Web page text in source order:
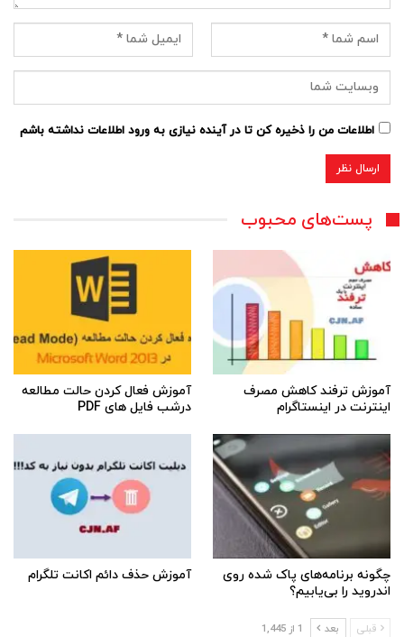
اطلاعات من را ذخیره کن تا در آینده نیازی به ورود اطلاعات نداشته باشم
پست‌های محبوب
آموزش ترفند کاهش مصرف
اینترنت در اینستاگرام
آموزش فعال کردن حالت مطالعه
درشب فایل های PDF
چگونه برنامه‌های پاک شده روی
اندروید را بی‌یابیم؟
آموزش حذف دائم اکانت تلگرام
قبلی بعد 1 از 1,445